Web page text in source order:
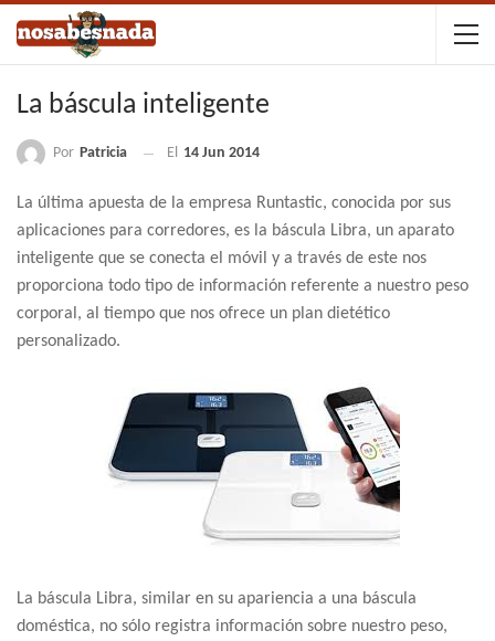
La báscula inteligente
Por Patricia El 14 Jun 2014
La última apuesta de la empresa Runtastic, conocida por sus
aplicaciones para corredores, es la báscula Libra, un aparato
inteligente que se conecta el móvil y a través de este nos
proporciona todo tipo de información referente a nuestro peso
corporal, al tiempo que nos ofrece un plan dietético
personalizado.
La báscula Libra, similar en su apariencia a una báscula
doméstica, no sólo registra información sobre nuestro peso,